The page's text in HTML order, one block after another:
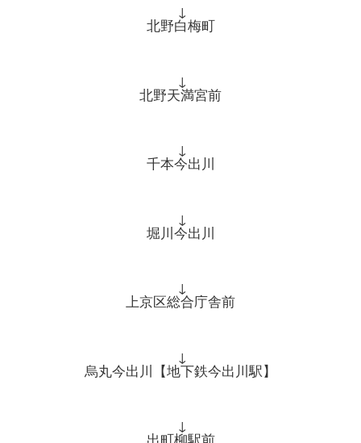
↓
北野白梅町
↓
北野天満宮前
↓
千本今出川
↓
堀川今出川
↓
上京区総合庁舎前
↓
烏丸今出川【地下鉄今出川駅】
↓
出町柳駅前